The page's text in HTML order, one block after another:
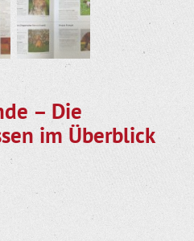
– Die
im Überblick